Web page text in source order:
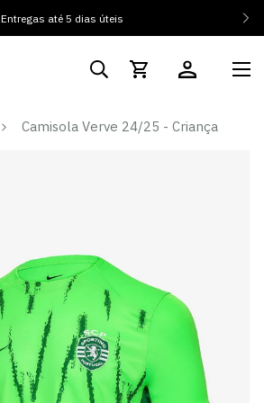
Entregas até 5 dias úteis
Camisola Verve 24/25 - Criança